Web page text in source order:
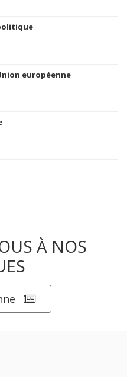
européenne
À NOS